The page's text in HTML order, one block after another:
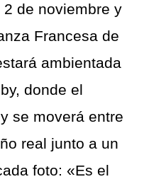
de noviembre y
Francesa de
ambientada
donde el
se moverá entre
real junto a un
foto: «Es el